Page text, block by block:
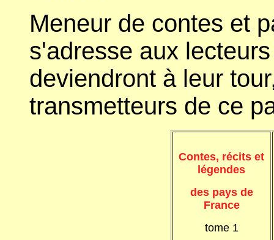
Meneur de contes et
s'adresse aux
deviendront à leur
transmetteurs de ce
Contes, récits et
légendes
des pays de
France
tome 1